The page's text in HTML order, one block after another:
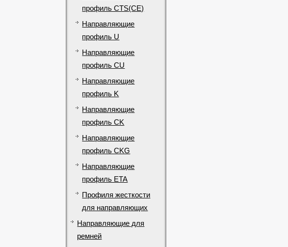
профиль CTS(CE)
Направляющие
профиль U
Направляющие
профиль CU
Направляющие
профиль K
Направляющие
профиль CK
Направляющие
профиль CKG
Направляющие
профиль ETA
Профиля жесткости
для направляющих
Направляющие для
ремней